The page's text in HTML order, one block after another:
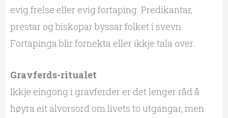
evig frelse eller evig fortaping. Predikantar,
prestar og biskopar byssar folket i svevn.
Fortapinga blir fornekta eller ikkje tala over.
Gravferds-ritualet
Ikkje eingong i gravferder er det lenger råd å
høyra eit alvorsord om livets to utgangar, men